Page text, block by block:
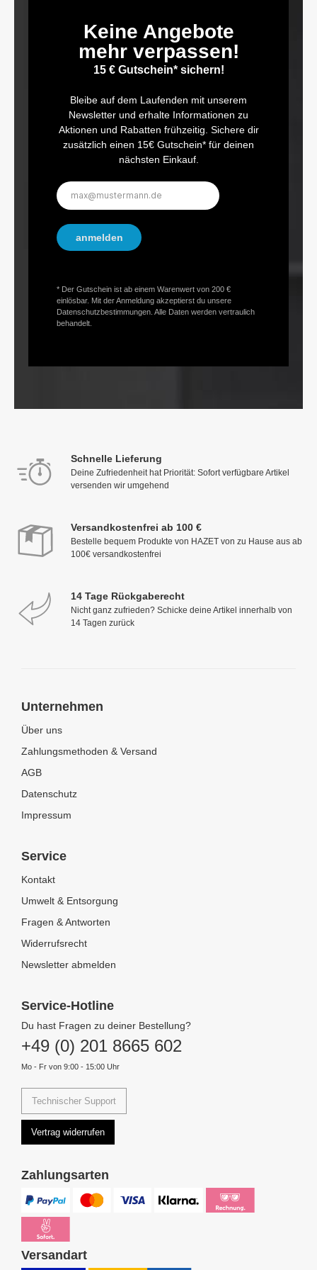
Keine Angebote
mehr verpassen!
15 € Gutschein* sichern!
Bleibe auf dem Laufenden mit unserem
Newsletter und erhalte Informationen zu
Aktionen und Rabatten frühzeitig. Sichere dir
zusätzlich einen 15€ Gutschein* für deinen
nächsten Einkauf.
E-
Mail-
Adresse*
anmelden
* Der Gutschein ist ab einem Warenwert von 200 €
einlösbar. Mit der Anmeldung akzeptierst du unsere
Datenschutzbestimmungen. Alle Daten werden vertraulich
behandelt.
Schnelle Lieferung
Deine Zufriedenheit hat Priorität: Sofort verfügbare Artikel
versenden wir umgehend
Versandkostenfrei ab 100 €
Bestelle bequem Produkte von HAZET von zu Hause aus ab
100€ versandkostenfrei
14 Tage Rückgaberecht
Nicht ganz zufrieden? Schicke deine Artikel innerhalb von
14 Tagen zurück
Unternehmen
Über uns
Zahlungsmethoden & Versand
AGB
Datenschutz
Impressum
Service
Kontakt
Umwelt & Entsorgung
Fragen & Antworten
Widerrufsrecht
Newsletter abmelden
Service-Hotline
Du hast Fragen zu deiner Bestellung?
+49 (0) 201 8665 602
Mo - Fr von 9:00 - 15:00 Uhr
Technischer Support
Vertrag widerrufen
Zahlungsarten
Versandart